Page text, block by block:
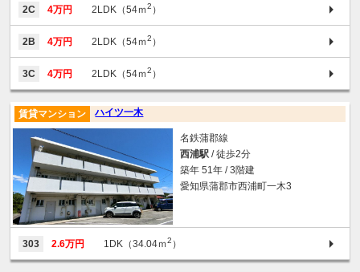
2C 4万円 2LDK（54ｍ2 ）
2B 4万円 2LDK（54ｍ2 ）
3C 4万円 2LDK（54ｍ2 ）
ハイツ一木
賃貸マンション
名鉄蒲郡線
西浦駅 / 徒歩2分
築年 51年 / 3階建
愛知県蒲郡市西浦町一木3
303 2.6万円 1DK（34.04ｍ2 ）